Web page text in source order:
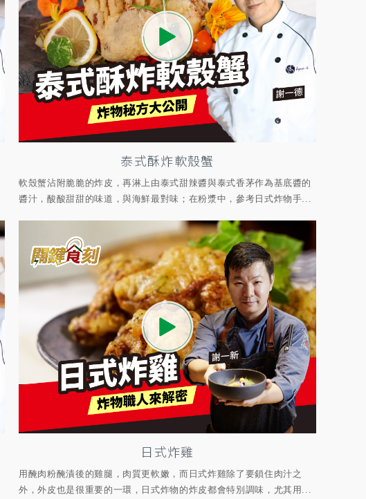
泰式酥炸軟殼蟹
軟殼蟹沾附脆脆的炸皮，再淋上由泰式甜辣醬與泰式香茅作為基底醬的
醬汁，酸酸甜甜的味道，與海鮮最對味；在粉漿中，參考日式炸物手...
日式炸雞
用醃肉粉醃漬後的雞腿，肉質更軟嫩，而日式炸雞除了要鎖住肉汁之
外，外皮也是很重要的一環，日式炸物的炸皮都會特別調味，尤其用...